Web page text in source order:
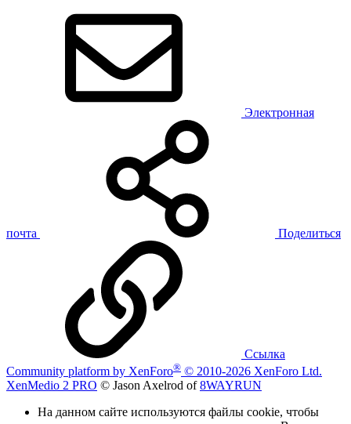
Электронная
почта Поделиться
Ссылка
Community platform by XenForo® © 2010-2026 XenForo Ltd.
XenMedio 2 PRO © Jason Axelrod of8WAYRUN
На данном сайте используются файлы cookie, чтобы